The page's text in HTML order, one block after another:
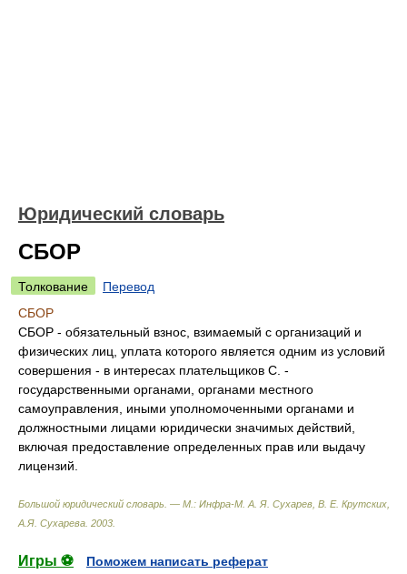
Юридический словарь
СБОР
Толкование
Перевод
СБОР
СБОР - обязательный взнос, взимаемый с организаций и
физических лиц, уплата которого является одним из условий
совершения - в интересах плательщиков С. -
государственными органами, органами местного
самоуправления, иными уполномоченными органами и
должностными лицами юридически значимых действий,
включая предоставление определенных прав или выдачу
лицензий.
Большой юридический словарь. — М.: Инфра-М А. Я. Сухарев, В. Е. Крутских,
А.Я. Сухарева 2003
Игры ⚽
Поможем написать реферат